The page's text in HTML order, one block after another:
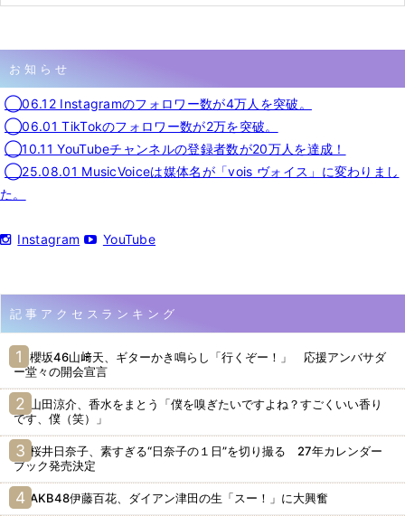
お知らせ
◯06.12 Instagramのフォロワー数が4万人を突破。
◯06.01 TikTokのフォロワー数が2万を突破。
◯10.11 YouTubeチャンネルの登録者数が20万人を達成！
◯25.08.01 MusicVoiceは媒体名が「vois ヴォイス」に変わりまし
た。
Instagram YouTube
記事アクセスランキング
櫻坂46山﨑天、ギターかき鳴らし「行くぞー！」 応援アンバサダ
ー堂々の開会宣言
山田涼介、香水をまとう「僕を嗅ぎたいですよね？すごくいい香り
です、僕（笑）」
桜井日奈子、素すぎる“日奈子の１日”を切り撮る 27年カレンダー
ブック発売決定
AKB48伊藤百花、ダイアン津田の生「スー！」に大興奮